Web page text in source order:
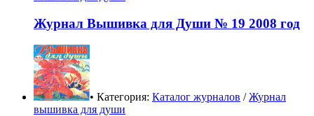
Журнал Вышивка для Души № 19 2008 год
• Категория: Каталог журналов /Журнал
вышивка для души